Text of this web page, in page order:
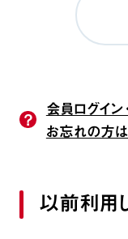
？
会員ログイン
お忘れの方は
以前利用